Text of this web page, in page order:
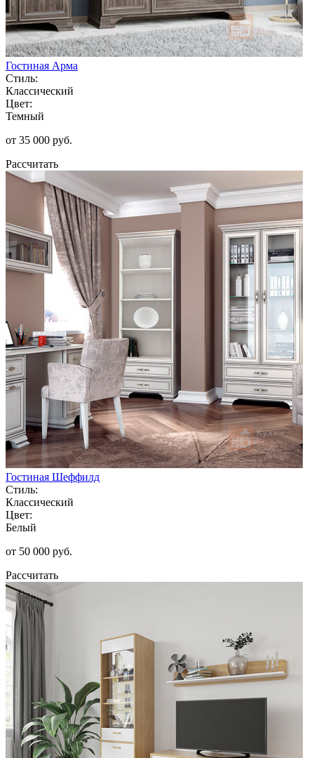
Гостиная Арма
Стиль:
Классический
Цвет:
Темный
от 35 000 руб.
Рассчитать
Гостиная Шеффилд
Стиль:
Классический
Цвет:
Белый
от 50 000 руб.
Рассчитать